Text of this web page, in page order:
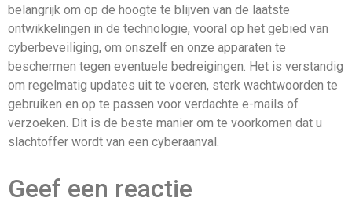
belangrijk om op de hoogte te blijven van de laatste
ontwikkelingen in de technologie, vooral op het gebied van
cyberbeveiliging, om onszelf en onze apparaten te
beschermen tegen eventuele bedreigingen. Het is verstandig
om regelmatig updates uit te voeren, sterk wachtwoorden te
gebruiken en op te passen voor verdachte e-mails of
verzoeken. Dit is de beste manier om te voorkomen dat u
slachtoffer wordt van een cyberaanval.
Geef een reactie